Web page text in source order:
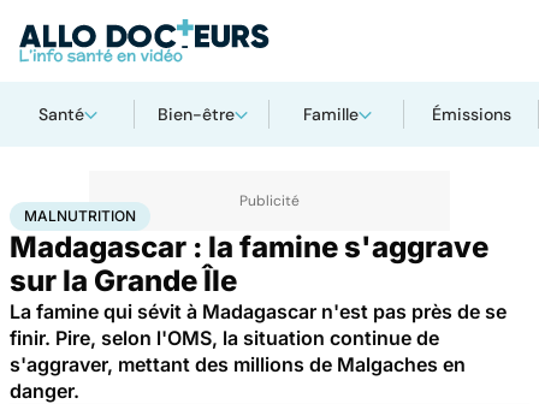
Santé Bien-être Famille Émissions
AccueilSantéSociété Santé publiqueMalnutrition
MALNUTRITION
Madagascar : la famine s'aggrave
sur la Grande Île
La famine qui sévit à Madagascar n'est pas près de se
finir. Pire, selon l'OMS, la situation continue de
s'aggraver, mettant des millions de Malgaches en
danger.